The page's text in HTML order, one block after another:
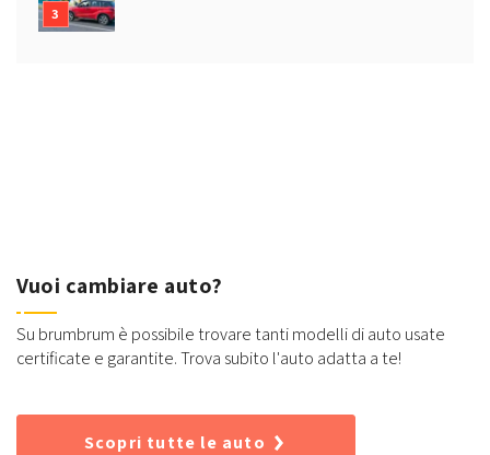
Vuoi cambiare auto?
Su brumbrum è possibile trovare tanti modelli di auto usate
certificate e garantite. Trova subito l'auto adatta a te!
Scopri tutte le auto